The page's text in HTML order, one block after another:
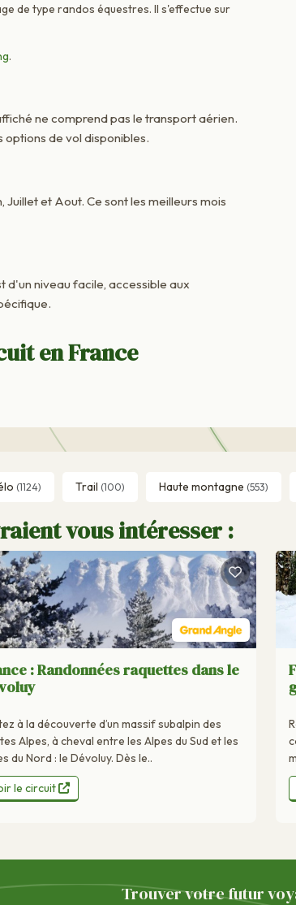
de type randos équestres. Il s'effectue sur
.
ne comprend pas le transport aérien.
de vol disponibles.
et Aout. Ce sont les meilleurs mois
d'un niveau facile, accessible aux
en France
(1124) Trail (100) Haute montagne (553)
vous intéresser :
: Randonnées raquettes dans le
à la découverte d’un massif subalpin des
Alpes, à cheval entre les Alpes du Sud et les
du Nord : le Dévoluy. Dès le..
le circuit
Trouver votre futur